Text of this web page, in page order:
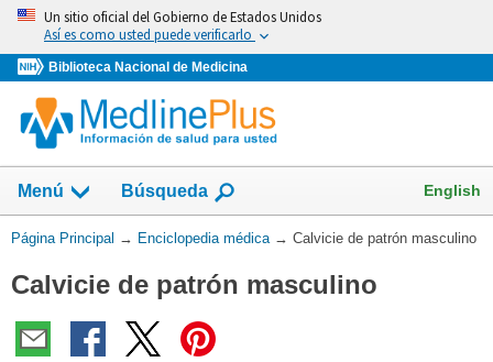
Omita
vaya
al
Contenido
Un sitio oficial del Gobierno de Estados Unidos
Así es como usted puede verificarlo
Biblioteca Nacional de Medicina
Menú Búsqueda English
Usted
aquí:
Página Principal → Enciclopedia médica → Calvicie de patrón masculino
Calvicie de patrón masculino